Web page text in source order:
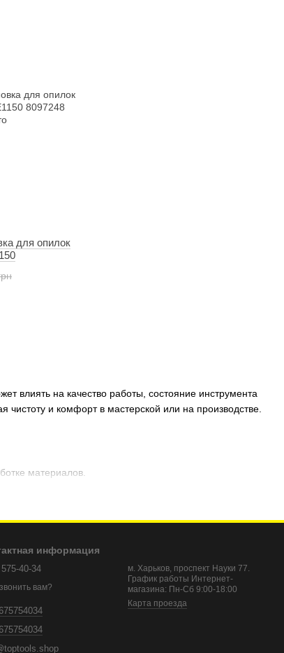
влиять на качество работы, состояние инструмента
и комфорт в мастерской или на производстве.
материалов.
в мастерской.
для опилок
информация
40-34
вам?
м. Харьков, проспект Науки 77.
График работы Интернет-
магазина: Пн-Сб 9:00-18:00
Карта проезда